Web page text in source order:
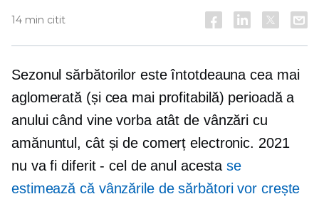
14 min citit
Sezonul sărbătorilor este întotdeauna cea mai
aglomerată (și cea mai profitabilă) perioadă a
anului când vine vorba atât de vânzări cu
amănuntul, cât și de comerț electronic. 2021
nu va fi diferit - cel de anul acestase
estimează că vânzările de sărbători vor crește